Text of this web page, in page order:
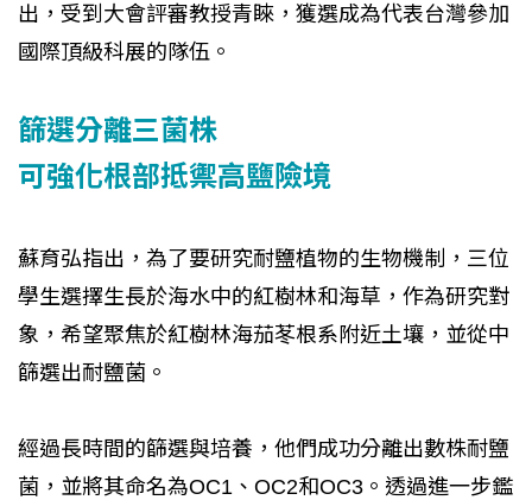
出，受到大會評審教授青睞，獲選成為代表台灣參加
國際頂級科展的隊伍。
篩選分離三菌株
可強化根部抵禦高鹽險境
蘇育弘指出，為了要研究耐鹽植物的生物機制，三位
學生選擇生長於海水中的紅樹林和海草，作為研究對
象，希望聚焦於紅樹林海茄苳根系附近土壤，並從中
篩選出耐鹽菌。
經過長時間的篩選與培養，他們成功分離出數株耐鹽
菌，並將其命名為OC1、OC2和OC3。透過進一步鑑